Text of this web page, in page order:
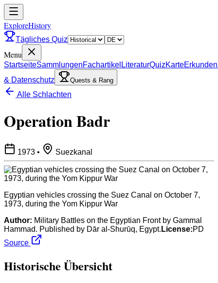
ExploreHistory
Tägliches Quiz
Menu
StartseiteSammlungenFachartikel LiteraturQuizKarteErkunden
& Datenschutz
Quests & Rang
Alle Schlachten
Operation Badr
1973 • Suezkanal
Egyptian vehicles crossing the Suez Canal on October 7,
1973, during the Yom Kippur War
Author: Military Battles on the Egyptian Front by Gammal
Hammad. Published by Dār al-Shurūq, Egypt. License:PD
Source
Historische Übersicht